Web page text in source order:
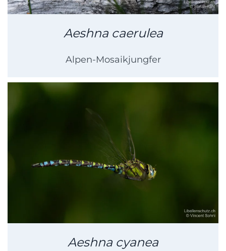
Aeshna caerulea
Alpen-Mosaikjungfer
Aeshna cyanea